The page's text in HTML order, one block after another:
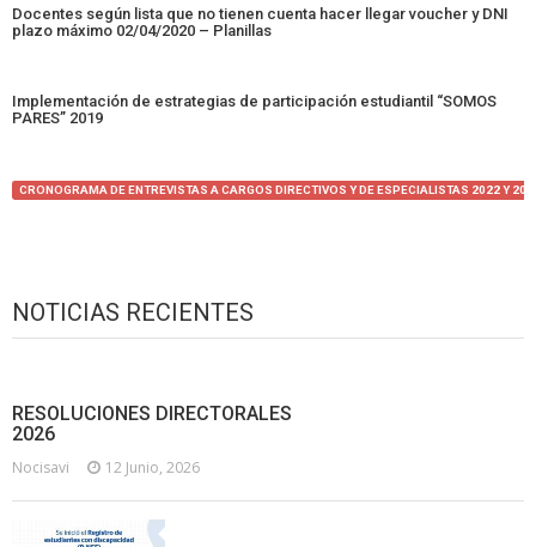
Docentes según lista que no tienen cuenta hacer llegar voucher y DNI
plazo máximo 02/04/2020 – Planillas
Implementación de estrategias de participación estudiantil “SOMOS
PARES” 2019
CRONOGRAMA DE ENTREVISTAS A CARGOS DIRECTIVOS Y DE ESPECIALISTAS 2022 Y
NOTICIAS RECIENTES
RESOLUCIONES DIRECTORALES
2026
Nocisavi 12 Junio, 2026